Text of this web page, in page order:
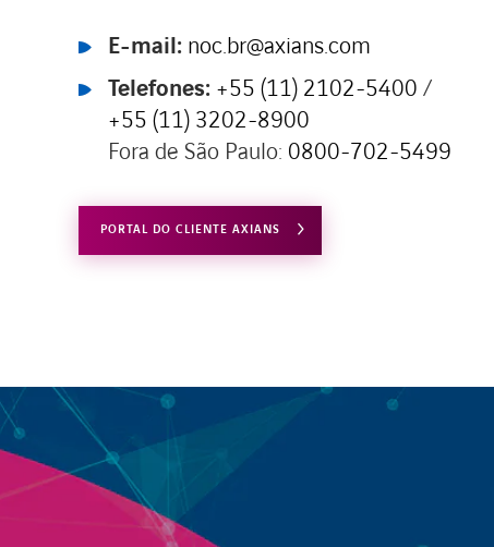
E-mail: noc.br@axians.com
Telefones: +55 (11) 2102-5400 /
+55 (11) 3202-8900
Fora de São Paulo: 0800-702-5499
PORTAL DO CLIENTE AXIANS